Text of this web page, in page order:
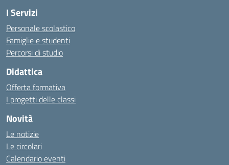
I Servizi
Personale scolastico
Famiglie e studenti
Percorsi di studio
Didattica
Offerta formativa
I progetti delle classi
Novità
Le notizie
Le circolari
Calendario eventi